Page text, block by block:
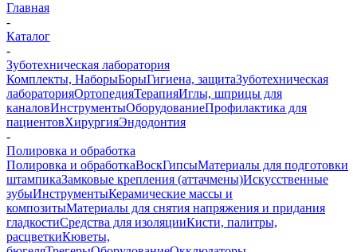
Главная
-
Каталог
-
Зуботехническая лаборатория
Комплекты, НаборыБорыГигиена, защитаЗуботехническая
лабораторияОртопедияТерапияИглы, шприцы для
каналовИнструментыОборудованиеПрофилактика для
пациентовХирургияЭндодонтия
-
Полировка и обработка
Полировка и обработкаВоскГипсыМатериалы для подготовки
штампикаЗамковые крепления (аттачмены)Искусственные
зубыИнструментыКерамические массы и
композитыМатериалы для снятия напряжения и придания
гладкостиСредства для изоляцииКисти, палитры,
расцветкиКюветы,